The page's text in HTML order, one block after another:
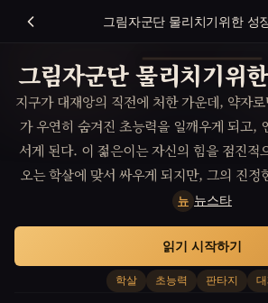
그림자군단 물리치기위한 성
그림자군단 물리치기위
지구가 대재앙의 직전에 처한 가운데, 약자
가 우연히 숨겨진 초능력을 일깨우게 되고,
서게 된다. 이 젊은이는 자신의 힘을 점진적
오는 학살에 맞서 싸우게 되지만, 그의 진정
사이에서의 도덕적 갈등에서 비
뉴 뉴스타
학살 초능력 판타지
읽기 시작하기